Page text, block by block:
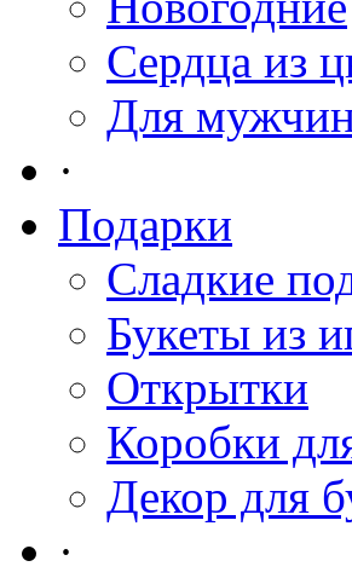
Сердца из
Для
·
Подарки
Сладкие
Букеты из
Открытки
Коробки
Декор для
·